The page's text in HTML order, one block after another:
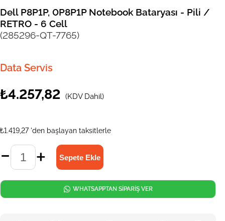
Dell P8P1P, 0P8P1P Notebook Bataryası - Pili /
RETRO - 6 Cell
(285296-QT-7765)
Data Servis
₺4.257,82 (KDV Dahil)
₺1.419,27 'den başlayan taksitlerle
WHATSAPPTAN SİPARİŞ VER